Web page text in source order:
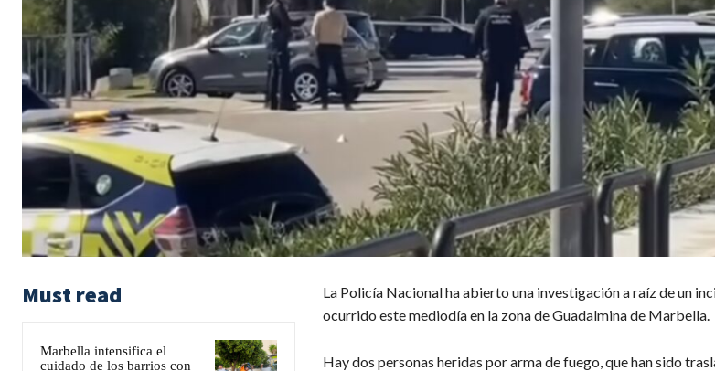
Must read
Marbella intensifica el
cuidado de los barrios con
La Policía Nacional ha abierto una investigación a raíz de un
ocurrido este mediodía en la zona de Guadalmina de Marbella.
Hay dos personas heridas por arma de fuego, que han sido